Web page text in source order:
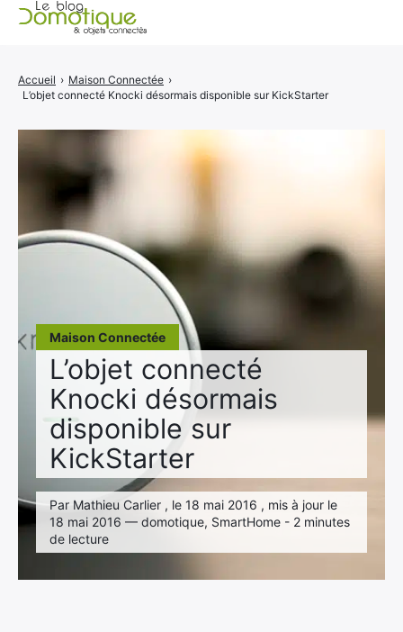
Maison Connectée
L’objet connecté
Knocki désormais
disponible sur
KickStarter
Par Mathieu Carlier , le 18 mai 2016 , mis à jour le
18 mai 2016 — domotique, SmartHome - 2 minutes
de lecture
Accueil › Maison Connectée ›
L’objet connecté Knocki désormais disponible sur KickStarter
Catégories
CONTACT